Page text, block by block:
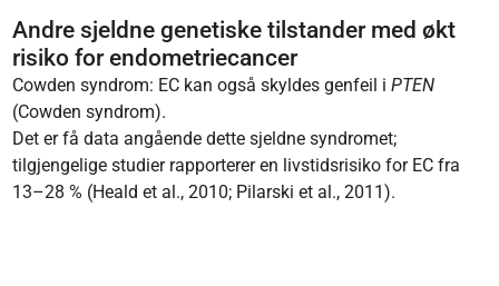
Andre sjeldne genetiske tilstander med økt
risiko for endometriecancer
Cowden syndrom: EC kan også skyldes genfeil iPTEN
(Cowden syndrom).
Det er få data angående dette sjeldne syndromet;
tilgjengelige studier rapporterer en livstidsrisiko for EC fra
13–28 % (Heald et al., 2010; Pilarski et al., 2011).